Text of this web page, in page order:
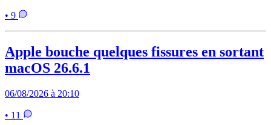
• 9
Apple bouche quelques fissures en sortant
macOS 26.6.1
06/08/2026 à 20:10
• 11